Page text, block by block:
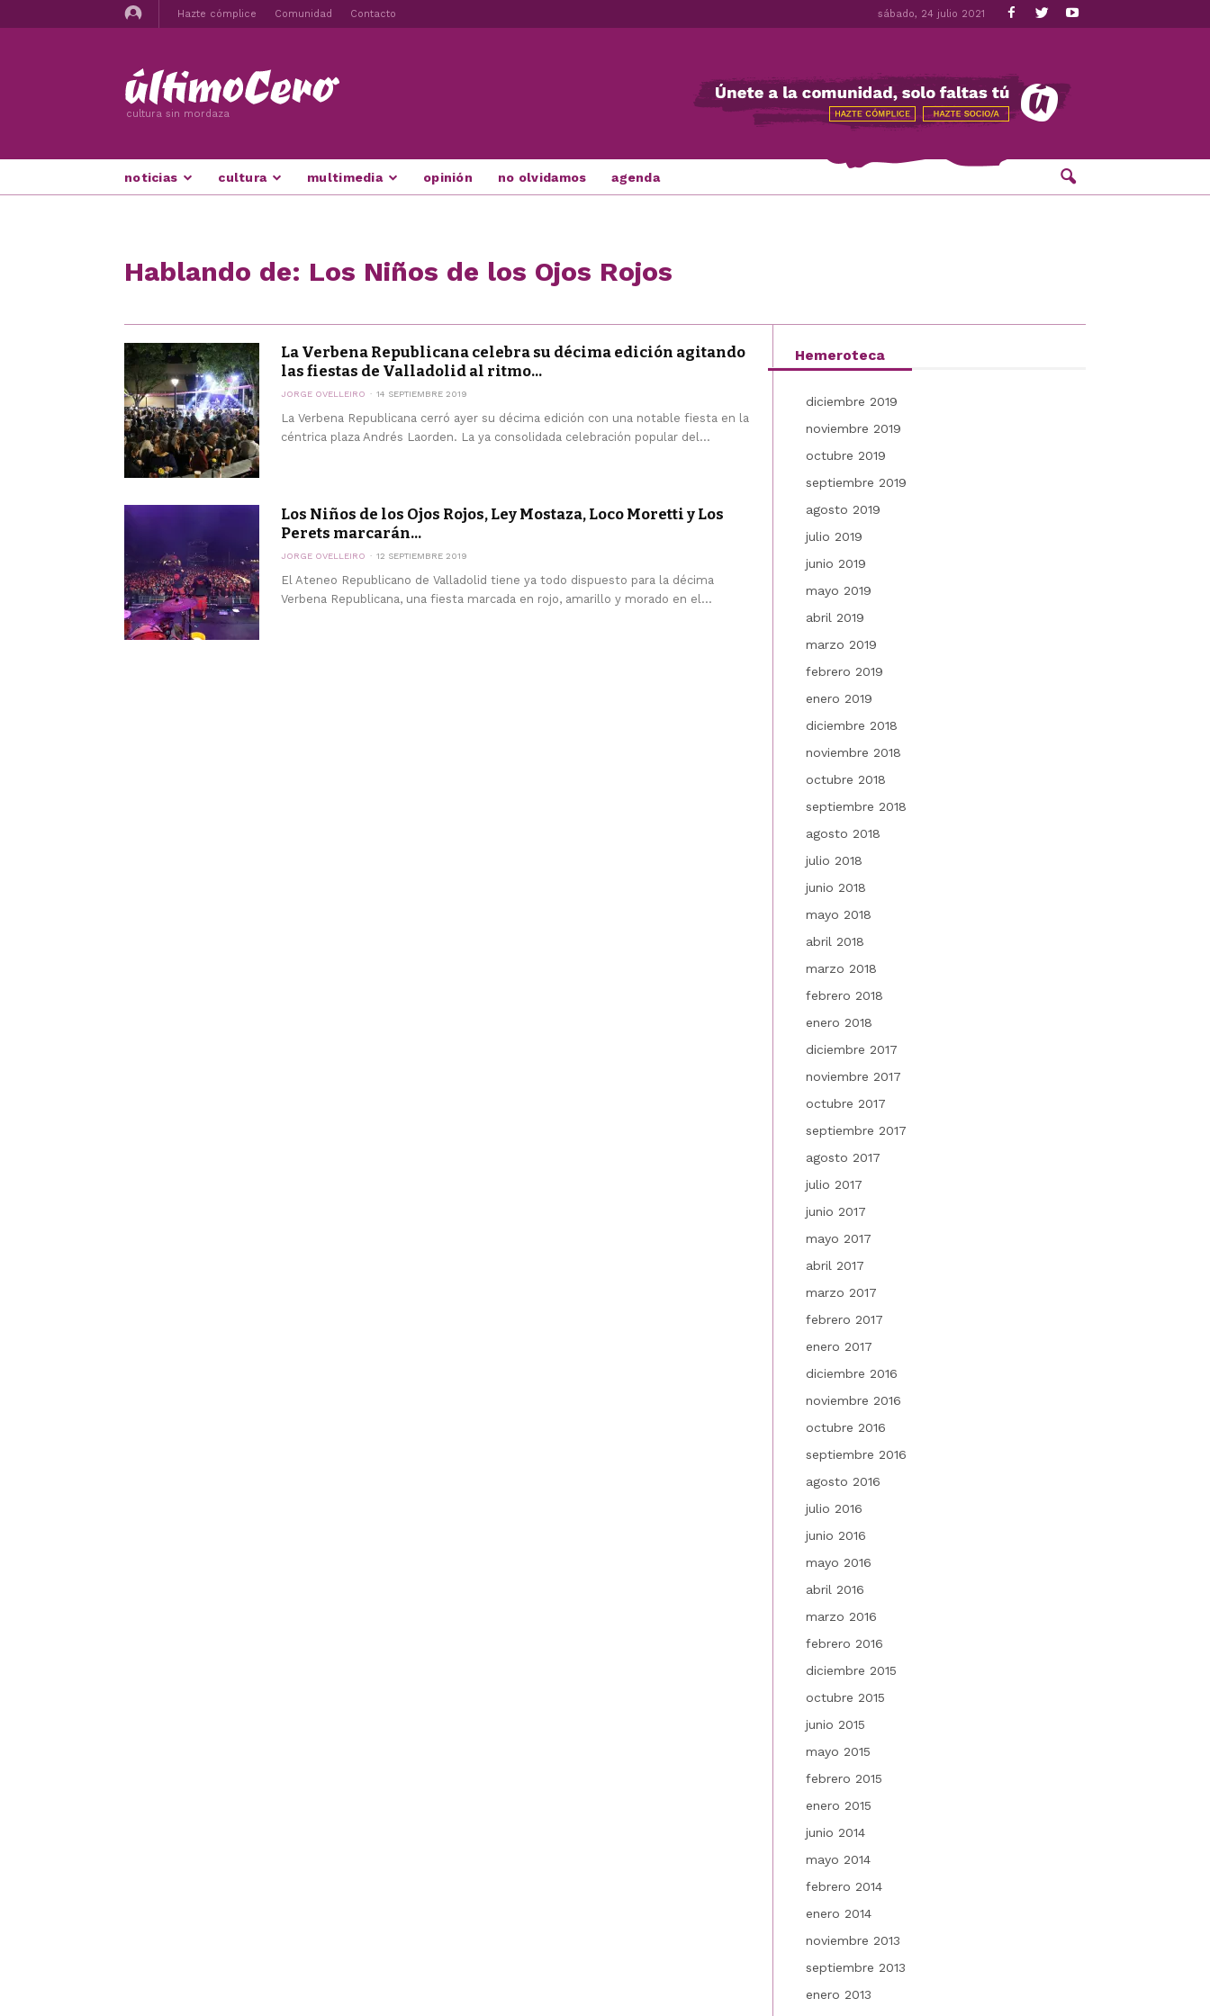
Hazte cómplice Comunidad Contacto sábado, 24 julio 2021
cultura sin mordaza
noticias cultura multimedia opinión no olvidamos agenda
Hablando de: Los Niños de los Ojos Rojos
La Verbena Republicana celebra su décima edición agitando
las fiestas de Valladolid al ritmo...
JORGE OVELLEIRO 14 SEPTIEMBRE 2019
La Verbena Republicana cerró ayer su décima edición con una notable fiesta en la
céntrica plaza Andrés Laorden. La ya consolidada celebración popular del...
Los Niños de los Ojos Rojos, Ley Mostaza, Loco Moretti y Los
Perets marcarán...
JORGE OVELLEIRO 12 SEPTIEMBRE 2019
El Ateneo Republicano de Valladolid tiene ya todo dispuesto para la décima
Verbena Republicana, una fiesta marcada en rojo, amarillo y morado en el...
Hemeroteca
diciembre 2019
noviembre 2019
octubre 2019
septiembre 2019
agosto 2019
julio 2019
junio 2019
mayo 2019
abril 2019
marzo 2019
febrero 2019
enero 2019
diciembre 2018
noviembre 2018
octubre 2018
septiembre 2018
agosto 2018
julio 2018
junio 2018
mayo 2018
abril 2018
marzo 2018
febrero 2018
enero 2018
diciembre 2017
noviembre 2017
octubre 2017
septiembre 2017
agosto 2017
julio 2017
junio 2017
mayo 2017
abril 2017
marzo 2017
febrero 2017
enero 2017
diciembre 2016
noviembre 2016
octubre 2016
septiembre 2016
agosto 2016
julio 2016
junio 2016
mayo 2016
abril 2016
marzo 2016
febrero 2016
diciembre 2015
octubre 2015
junio 2015
mayo 2015
febrero 2015
enero 2015
junio 2014
mayo 2014
febrero 2014
enero 2014
noviembre 2013
septiembre 2013
enero 2013